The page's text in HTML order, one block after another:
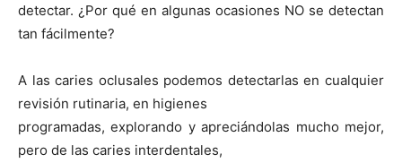
detectar. ¿Por qué en algunas ocasiones NO se detectan
tan fácilmente?
A las caries oclusales podemos detectarlas en cualquier
revisión rutinaria, en higienes
programadas, explorando y apreciándolas mucho mejor,
pero de las caries interdentales,